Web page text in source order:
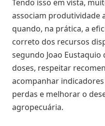
Tendo isso em vista,
associam produtividade
quando, na prática, a
correto dos recursos
segundo Joao Eustaquio
doses, respeitar
acompanhar
perdas e melhorar o
agropecuária.